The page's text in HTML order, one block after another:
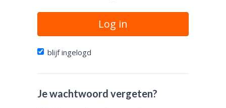
Log in
blijf ingelogd
Je wachtwoord vergeten?